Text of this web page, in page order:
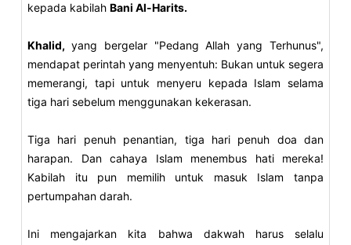
kepada kabilah Bani Al-Harits.
Khalid, yang bergelar "Pedang Allah yang Terhunus",
mendapat perintah yang menyentuh: Bukan untuk segera
memerangi, tapi untuk menyeru kepada Islam selama
tiga hari sebelum menggunakan kekerasan.
Tiga hari penuh penantian, tiga hari penuh doa dan
harapan. Dan cahaya Islam menembus hati mereka!
Kabilah itu pun memilih untuk masuk Islam tanpa
pertumpahan darah.
Ini mengajarkan kita bahwa dakwah harus selalu